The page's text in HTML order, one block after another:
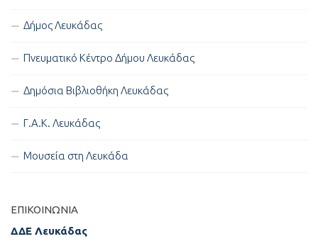
Δήμος Λευκάδας
Πνευματικό Κέντρο Δήμου Λευκάδας
Δημόσια Βιβλιοθήκη Λευκάδας
Γ.Α.Κ. Λευκάδας
Μουσεία στη Λευκάδα
ΕΠΙΚΟΙΝΩΝΊΑ
ΔΔΕ Λευκάδας